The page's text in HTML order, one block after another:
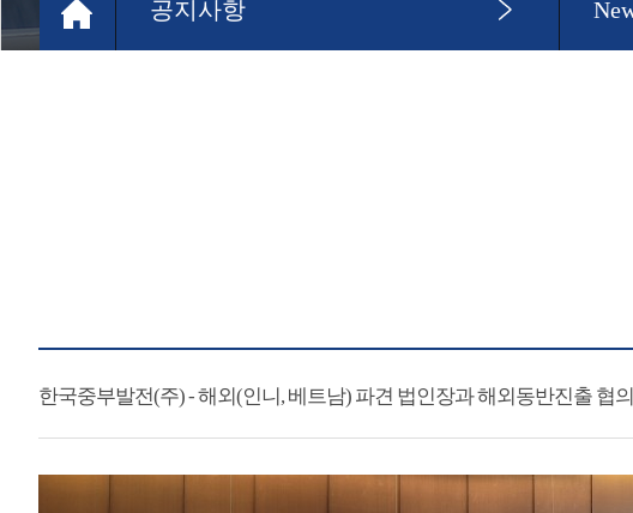
공지사항
한국중부발전(주) - 해외(인니, 베트남) 파견 법인장과 해외동반진출 협